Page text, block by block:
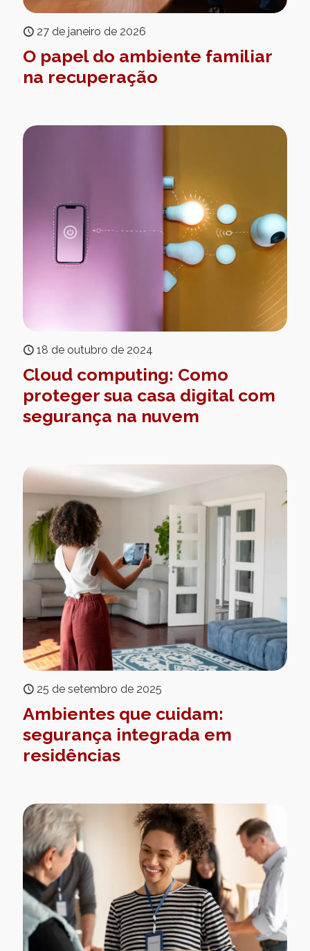
27 de janeiro de 2026
O papel do ambiente familiar
na recuperação
18 de outubro de 2024
Cloud computing: Como
proteger sua casa digital com
segurança na nuvem
25 de setembro de 2025
Ambientes que cuidam:
segurança integrada em
residências